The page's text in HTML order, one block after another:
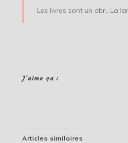
Les livres sont un abri. La
J’aime ça :
Articles similaires